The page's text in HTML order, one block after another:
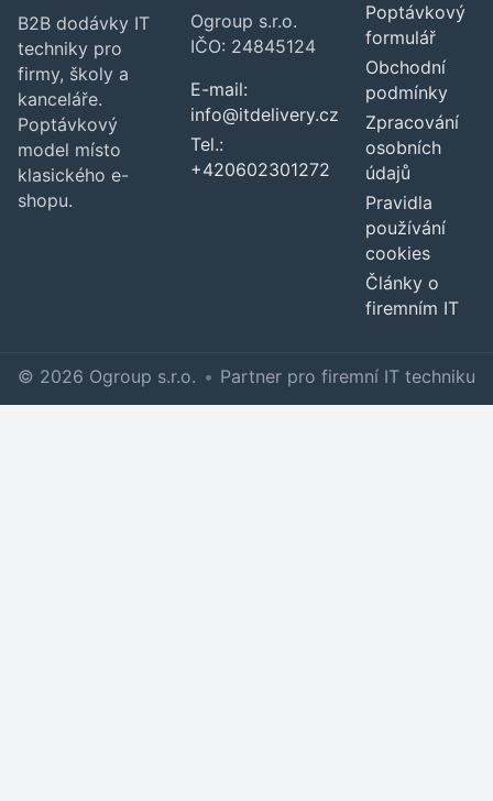
B2B dodávky IT
techniky pro
firmy, školy a
kanceláře.
Poptávkový
model místo
klasického e-
shopu.
Ogroup s.r.o.
IČO: 24845124
E-mail:
info@itdelivery.cz
Tel.:
+420602301272
Poptávkový
formulář
Obchodní
podmínky
Zpracování
osobních
údajů
Pravidla
používání
cookies
Články o
firemním IT
© 2026 Ogroup s.r.o. • Partner pro firemní IT techniku